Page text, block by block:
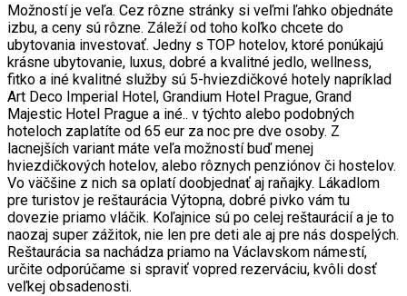
Možností je veľa. Cez rôzne stránky si veľmi ľahko objednáte
izbu, a ceny sú rôzne. Záleží od toho koľko chcete do
ubytovania investovať. Jedny s TOP hotelov, ktoré ponúkajú
krásne ubytovanie, luxus, dobré a kvalitné jedlo, wellness,
fitko a iné kvalitné služby sú 5-hviezdičkové hotely napríklad
Art Deco Imperial Hotel, Grandium Hotel Prague, Grand
Majestic Hotel Prague a iné.. v týchto alebo podobných
hoteloch zaplatíte od 65 eur za noc pre dve osoby. Z
lacnejších variant máte veľa možností buď menej
hviezdičkových hotelov, alebo rôznych penziónov či hostelov.
Vo väčšine z nich sa oplatí doobjednať aj raňajky. Lákadlom
pre turistov je reštaurácia Výtopna, dobré pivko vám tu
dovezie priamo vláčik. Koľajnice sú po celej reštaurácií a je to
naozaj super zážitok, nie len pre deti ale aj pre nás dospelých.
Reštaurácia sa nachádza priamo na Václavskom námestí,
určite odporúčame si spraviť vopred rezerváciu, kvôli dosť
veľkej obsadenosti.